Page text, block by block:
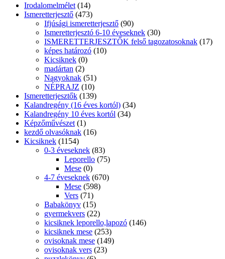
Irodalomelmélet (14)
Ismeretterjesztő (473)
Ifjúsági ismeretterjesztő (90)
Ismeretterjesztó 6-10 éveseknek (30)
ISMERETTERJESZTŐK felső tagozatosoknak (17)
képes határozó (10)
Kicsiknek (0)
madártan (2)
Nagyoknak (51)
NÉPRAJZ (10)
Ismeretterjesztők (139)
Kalandregény (16 éves kortól) (34)
Kalandregény 10 éves kortól (34)
Képzőművészet (1)
kezdő olvasóknak (16)
Kicsiknek (1154)
0-3 éveseknek (83)
Leporello (75)
Mese (0)
4-7 éveseknek (670)
Mese (598)
Vers (71)
Babakönyv (15)
gyermekvers (22)
kicsiknek leporello,lapozó (146)
kicsiknek mese (253)
ovisoknak mese (149)
ovisoknak vers (23)